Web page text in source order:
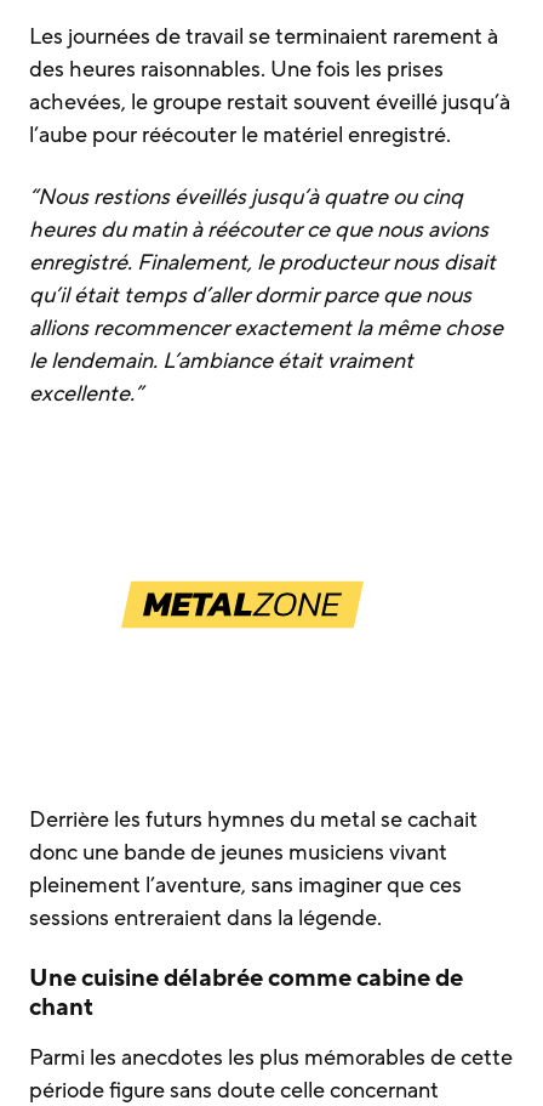
Les journées de travail se terminaient rarement à
des heures raisonnables. Une fois les prises
achevées, le groupe restait souvent éveillé jusqu’à
l’aube pour réécouter le matériel enregistré.
“Nous restions éveillés jusqu’à quatre ou cinq
heures du matin à réécouter ce que nous avions
enregistré. Finalement, le producteur nous disait
qu’il était temps d’aller dormir parce que nous
allions recommencer exactement la même chose
le lendemain. L’ambiance était vraiment
excellente.”
Derrière les futurs hymnes du metal se cachait
donc une bande de jeunes musiciens vivant
pleinement l’aventure, sans imaginer que ces
sessions entreraient dans la légende.
Une cuisine délabrée comme cabine de
chant
Parmi les anecdotes les plus mémorables de cette
période figure sans doute celle concernant